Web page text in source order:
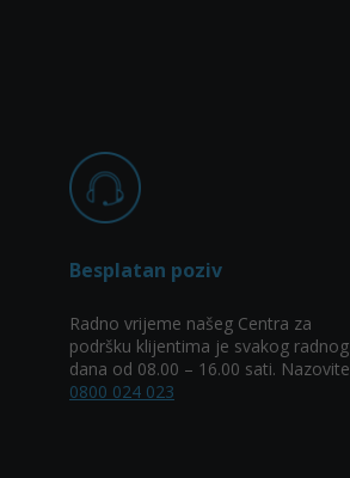
Besplatan poziv
Radno vrijeme našeg Centra za
podršku klijentima je svakog radnog
dana od 08.00 – 16.00 sati. Nazovite
0800 024 023